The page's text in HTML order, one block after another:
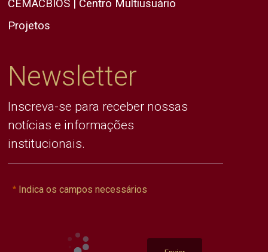
CEMACBIOS | Centro Multiusuário
Projetos
Newsletter
Inscreva-se para receber nossas
notícias e informações
institucionais.
Indica os campos necessários